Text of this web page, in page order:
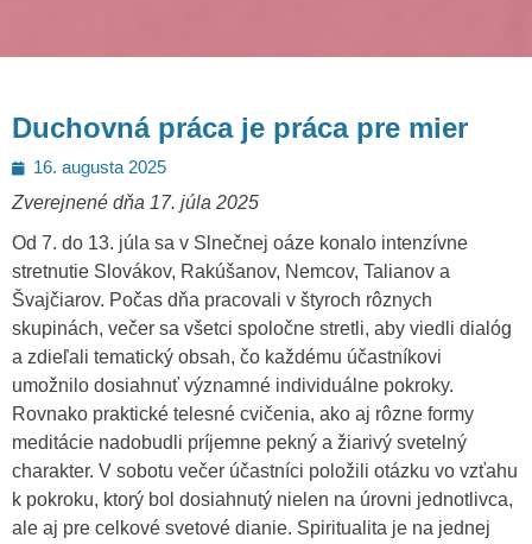
Duchovná práca je práca pre mier
Posted
on
16. augusta 2025
Zverejnené dňa 17. júla 2025
Od 7. do 13. júla sa v Slnečnej oáze konalo intenzívne
stretnutie Slovákov, Rakúšanov, Nemcov, Talianov a
Švajčiarov. Počas dňa pracovali v štyroch rôznych
skupinách, večer sa všetci spoločne stretli, aby viedli dialóg
a zdieľali tematický obsah, čo každému účastníkovi
umožnilo dosiahnuť významné individuálne pokroky.
Rovnako praktické telesné cvičenia, ako aj rôzne formy
meditácie nadobudli príjemne pekný a žiarivý svetelný
charakter. V sobotu večer účastníci položili otázku vo vzťahu
k pokroku, ktorý bol dosiahnutý nielen na úrovni jednotlivca,
ale aj pre celkové svetové dianie. Spiritualita je na jednej